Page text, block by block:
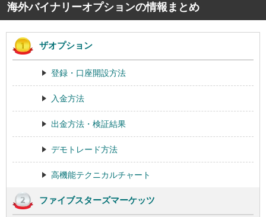
海外バイナリーオプションの情報まとめ
ザオプション
登録・口座開設方法
入金方法
出金方法・検証結果
デモトレード方法
高機能テクニカルチャート
ファイブスターズマーケッツ